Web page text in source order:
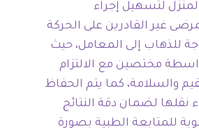
لتسهيل إجراء
غير القادرين على الحركة
للذهاب إلى المعامل، حيث
مختصين مع الالتزام
والسلامة، كما يتم الحفاظ
نقلها لضمان دقة النتائج
للمتابعة الطبية بصورة